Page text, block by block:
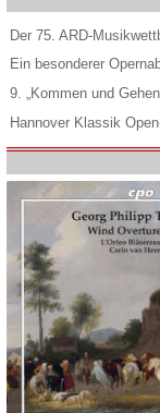
Der 75. ARD-
Ein besonderer
9. „Kommen und
Hannover Klassik